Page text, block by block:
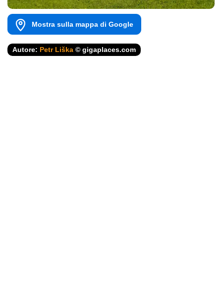
Mostra sulla mappa di Google
Autore: Petr Liška © gigaplaces.com